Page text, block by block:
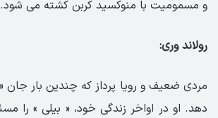
و مسمومیت با منوکسید کربن کشته می شود.
رولاند وری:
مردی ضعیف و رویا پرداز که چندین بار جان
دهد. او در اواخر زندگی خود، « بیلی » را